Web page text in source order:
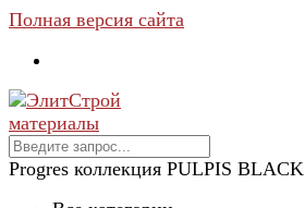
Полная версия сайта
Progres коллекция PULPIS BLACK